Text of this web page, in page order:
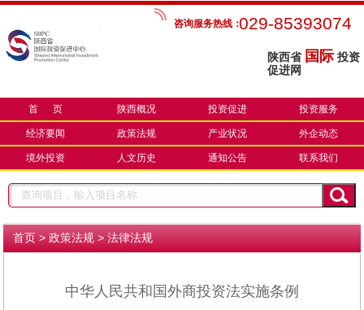
咨询服务热线：029-85393074
陕西省 国际 投资
促进网
首 页 陕西概况 投资促进 投资服务
经济要闻 政策法规 产业状况 外企动态
境外投资 人文历史 通知公告 联系我们
首页 > 政策法规 > 法律法规
中华人民共和国外商投资法实施条例